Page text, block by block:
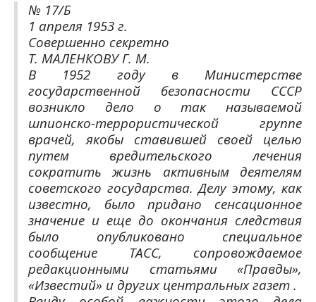
№ 17/Б
1 апреля 1953 г.
Совершенно секретно
Т. МАЛЕНКОВУ Г. М.
В 1952 году в Министерстве
государственной безопасности СССР
возникло дело о так называемой
шпионско-террористической группе
врачей, якобы ставившей своей целью
путем вредительского лечения
сократить жизнь активным деятелям
советского государства. Делу этому, как
известно, было придано сенсационное
значение и еще до окончания следствия
было опубликовано специальное
сообщение ТАСС, сопровождаемое
редакционными статьями «Правды»,
«Известий» и других центральных газет .